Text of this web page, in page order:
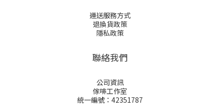
運送服務方式
退換貨政策
隱私政策
聯絡我們
公司資訊
傢啡工作室
統一編號：42351787